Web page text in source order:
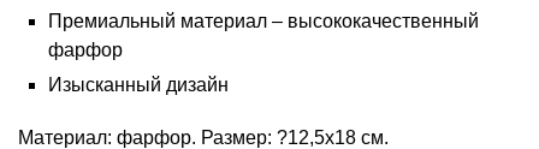
Премиальный материал – высококачественный
фарфор
Изысканный дизайн
Материал: фарфор. Размер: ?12,5х18 см.